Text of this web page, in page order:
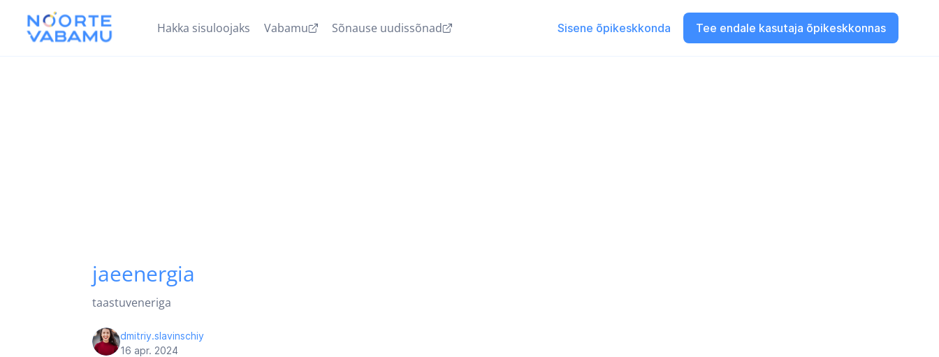
Hakka sisuloojaks Vabamu Sõnause uudissõnad Sisene õpikeskkonda Tee endale kasutaja õpikeskkonnas
jaeenergia
taastuveneriga
dmitriy.slavinschiy
16 apr. 2024